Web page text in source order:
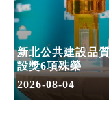
新北公共建設品
設獎6項殊榮
2026-08-04